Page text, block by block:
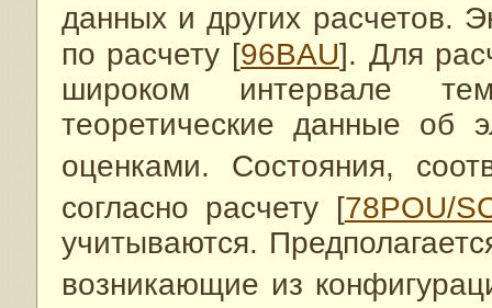
данных и других расчетов.
по расчету [96BAU]. Для
широком интервале
теоретические данные об
оценками. Состояния,
согласно расчету [78POU/
учитываются.
возникающие из